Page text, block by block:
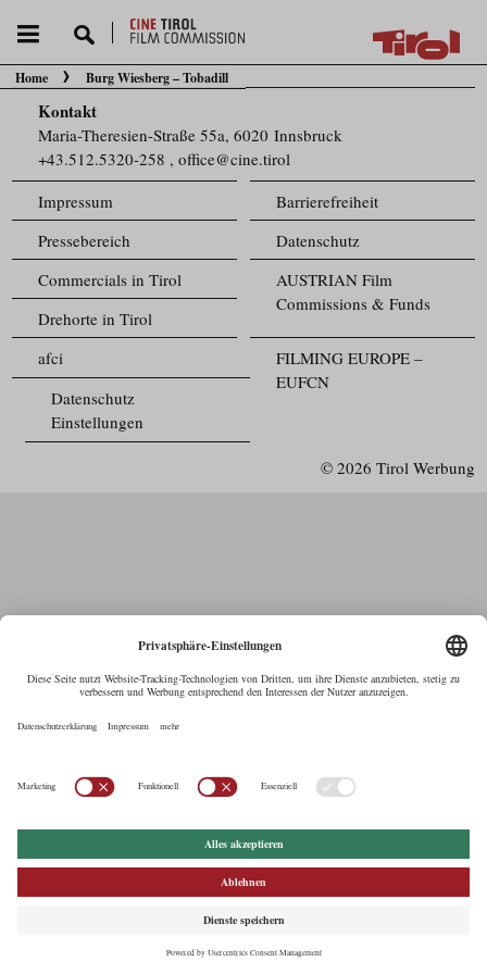
Sie befinden sich hier:
Home Burg Wiesberg – Tobadill
Kontakt
Maria-Theresien-Straße 55a, 6020 Innsbruck
+43.512.5320-258 ,office@cine.tirol
Impressum
Barrierefreiheit
Pressebereich
Datenschutz
Commercials in Tirol
AUSTRIAN Film
Commissions & Funds
Drehorte in Tirol
FILMING EUROPE –
EUFCN
afci
Datenschutz
Einstellungen
© 2026 Tirol Werbung